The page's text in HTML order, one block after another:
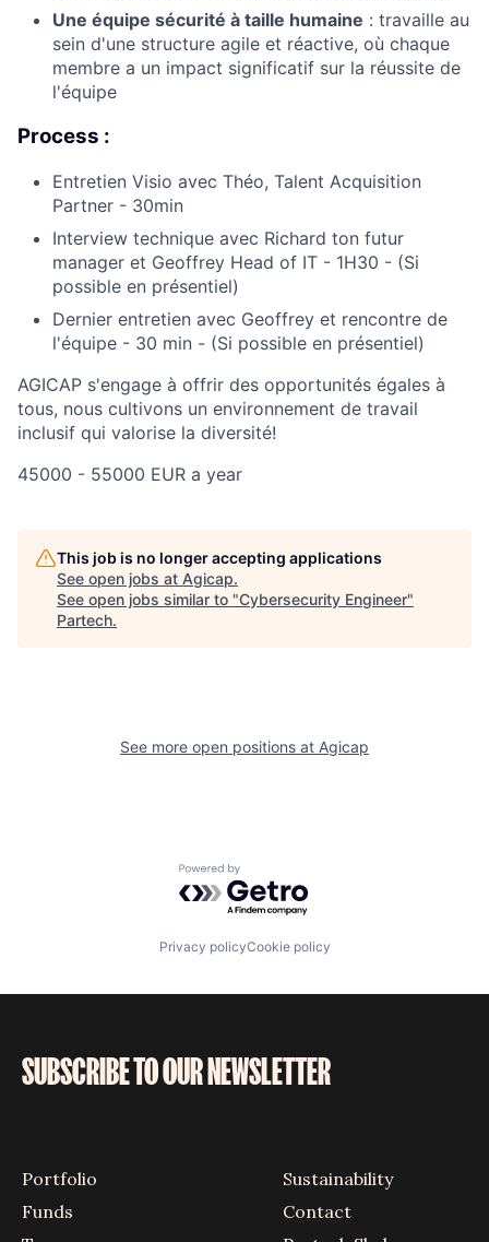
Une équipe sécurité à taille humaine : travaille au
sein d'une structure agile et réactive, où chaque
membre a un impact significatif sur la réussite de
l'équipe
Process :
Entretien Visio avec Théo, Talent Acquisition
Partner - 30min
Interview technique avec Richard ton futur
manager et Geoffrey Head of IT - 1H30 - (Si
possible en présentiel)
Dernier entretien avec Geoffrey et rencontre de
l'équipe - 30 min - (Si possible en présentiel)
AGICAP s'engage à offrir des opportunités égales à
tous, nous cultivons un environnement de travail
inclusif qui valorise la diversité!
45000 - 55000 EUR a year
This job is no longer accepting applications
See open jobs at Agicap.
See open jobs similar to "Cybersecurity Engineer"
Partech.
See more open positions at Agicap
Powered by Getro.com
Privacy policyCookie policy
SUBSCRIBE TO OUR NEWSLETTER
Portfolio
Funds
Sustainability
Contact